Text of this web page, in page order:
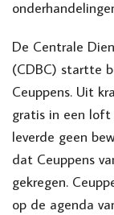
De Centrale
(CDBC) startte
Ceuppens. Uit
gratis in een loft
leverde geen
dat Ceuppens
gekregen.
op de agenda